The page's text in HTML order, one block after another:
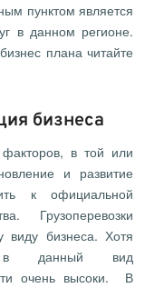
пунктом является
в данном регионе.
плана читайте
бизнеса
в той или
и развитие
к официальной
Грузоперевозки
виду бизнеса. Хотя
в данный вид
очень высоки. В